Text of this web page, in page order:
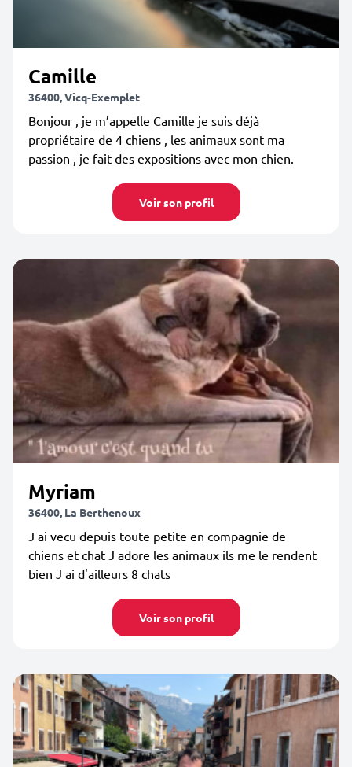
Camille
36400, Vicq-Exemplet
Bonjour , je m’appelle Camille je suis déjà
propriétaire de 4 chiens , les animaux sont ma
passion , je fait des expositions avec mon chien.
Voir son profil
Myriam
36400, La Berthenoux
J ai vecu depuis toute petite en compagnie de
chiens et chat J adore les animaux ils me le rendent
bien J ai d'ailleurs 8 chats
Voir son profil